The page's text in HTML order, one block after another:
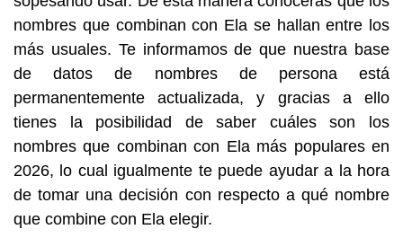
nombres que combinan con Ela se hallan entre los
más usuales. Te informamos de que nuestra base
de datos de nombres de persona está
permanentemente actualizada, y gracias a ello
tienes la posibilidad de saber cuáles son los
nombres que combinan con Ela más populares en
2026, lo cual igualmente te puede ayudar a la hora
de tomar una decisión con respecto a qué nombre
que combine con Ela elegir.